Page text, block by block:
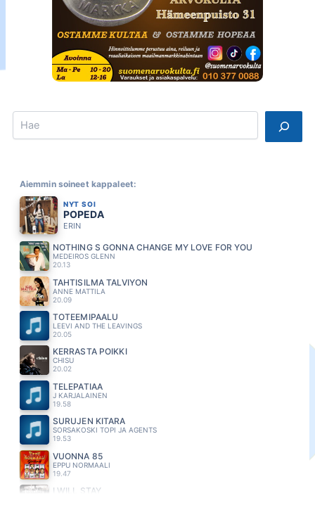
Search
Aiemmin soineet kappaleet:
NYT SOI
POPEDA
ERIN
NOTHING S GONNA CHANGE MY LOVE FOR YOU
MEDEIROS GLENN
20.13
TAHTISILMA TALVIYON
ANNE MATTILA
20.09
TOTEEMIPAALU
LEEVI AND THE LEAVINGS
20.05
KERRASTA POIKKI
CHISU
20.02
TELEPATIAA
J KARJALAINEN
19.58
SURUJEN KITARA
SORSAKOSKI TOPI JA AGENTS
19.53
VUONNA 85
EPPU NORMAALI
19.47
I WILL STAY